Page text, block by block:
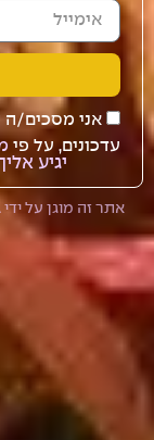
אני מסכים/ה
עדכונים, על פי
יגיע
אתר זה מוגן על ידי reCAPTCHA ועליו חלים